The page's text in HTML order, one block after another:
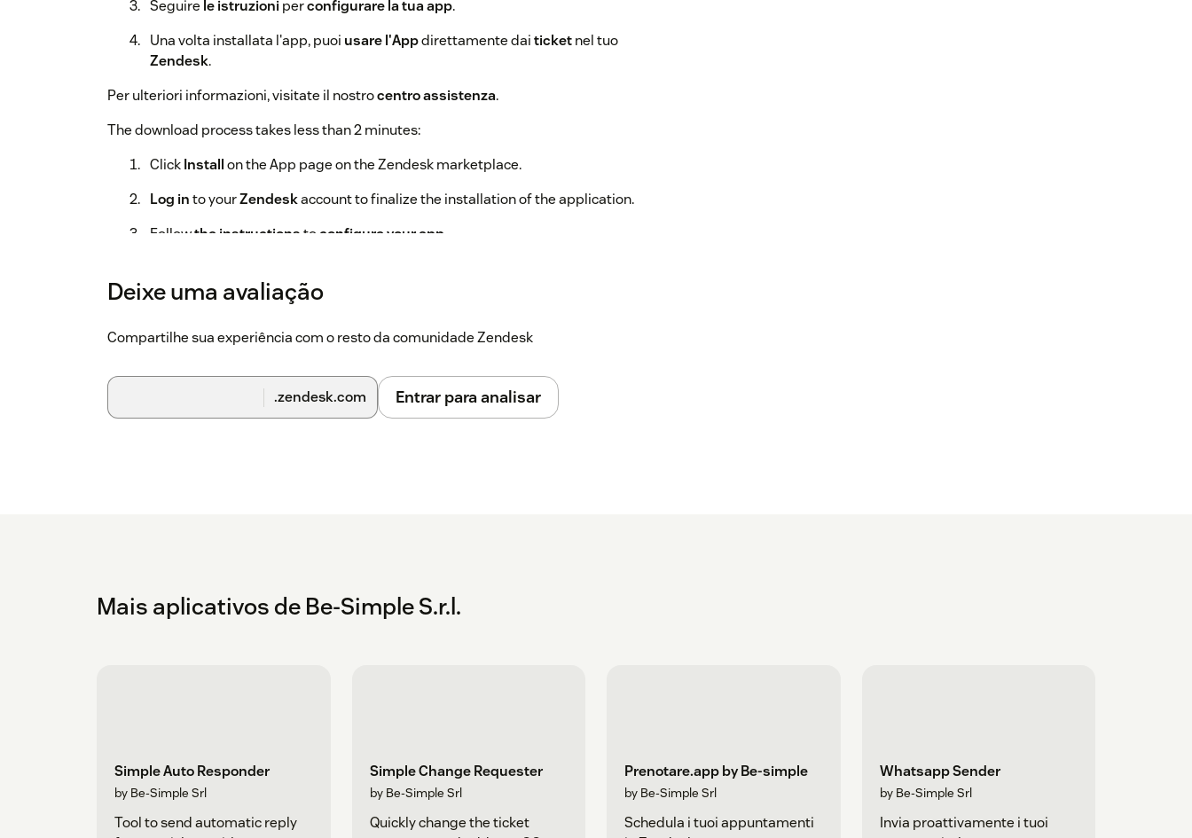
Seguire le istruzioni perconfigurare la tua app.
Una volta installata l'app, puoi usare l'Appdirettamente daiticketnel tuo
Zendesk.
Per ulteriori informazioni, visitate il nostrocentro assistenza.
The download process takes less than 2 minutes:
ClickInstallon the App page on the Zendesk marketplace.
Log into yourZendeskaccount to finalize the installation of the application.
Followthe instructionsto configure your app
For more information, please visit our
Deixe uma avaliação
Compartilhe sua experiência com o resto da comunidade Zendesk
.zendesk.com Entrar para analisar
Mais aplicativos de Be-Simple S.r.l.
Simple Auto Responder
by Be-Simple Srl
Tool to send automatic reply
Simple Change Requester
by Be-Simple Srl
Quickly change the ticket
Prenotare.app by Be-simple
by Be-Simple Srl
Schedula i tuoi appuntamenti
Whatsapp Sender
by Be-Simple Srl
Invia proattivamente i tuoi